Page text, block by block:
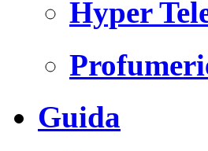
Hyper
Guida